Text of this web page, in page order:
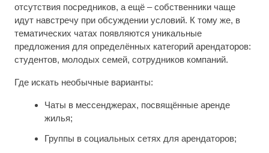
отсутствия посредников, а ещё – собственники чаще
идут навстречу при обсуждении условий. К тому же, в
тематических чатах появляются уникальные
предложения для определённых категорий арендаторов:
студентов, молодых семей, сотрудников компаний.
Где искать необычные варианты:
Чаты в мессенджерах, посвящённые аренде
жилья;
Группы в социальных сетях для арендаторов;